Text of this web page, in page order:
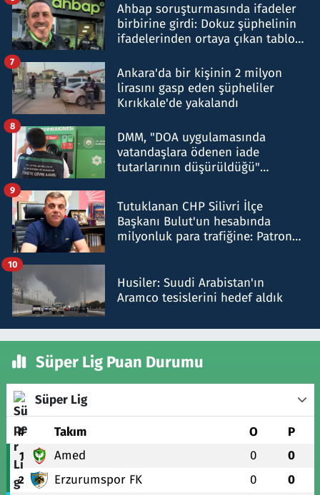
Ahbap soruşturmasında ifadeler
birbirine girdi: Dokuz şüphelinin
ifadelerinden ortaya çıkan tablo
Ankara'da bir kişinin 2 milyon
lirasını gasp eden şüpheliler
Kırıkkale'de yakalandı
7
DMM, "DOA uygulamasında
vatandaşlara ödenen iade
tutarlarının düşürüldüğü"
8
Tutuklanan CHP Silivri İlçe
Başkanı Bulut'un hesabında
milyonluk para trafiğine: Patron
9
Husiler: Suudi Arabistan'ın
Aramco tesislerini hedef aldık
10
Süper Lig Puan Durumu
Süper Lig
# Takım O P
1 Amed 0 0
2 Erzurumspor FK 0 0